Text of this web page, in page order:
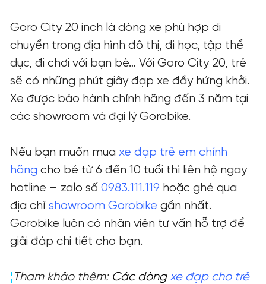
Goro City 20 inch là dòng xe phù hợp di
chuyển trong địa hình đô thị, đi học, tập thể
dục, đi chơi với bạn bè… Với Goro City 20, trẻ
sẽ có những phút giây đạp xe đầy hứng khởi.
Xe được bảo hành chính hãng đến 3 năm tại
các showroom và đại lý Gorobike.
Nếu bạn muốn mua xe đạp trẻ em chính
hãng cho bé từ 6 đến 10 tuổi thì liên hệ ngay
hotline – zalo số 0983.111.119 hoặc ghé qua
địa chỉ showroom Gorobike gần nhất.
Gorobike luôn có nhân viên tư vấn hỗ trợ để
giải đáp chi tiết cho bạn.
¦ Tham khảo thêm: Các dòng xe đạp cho trẻ